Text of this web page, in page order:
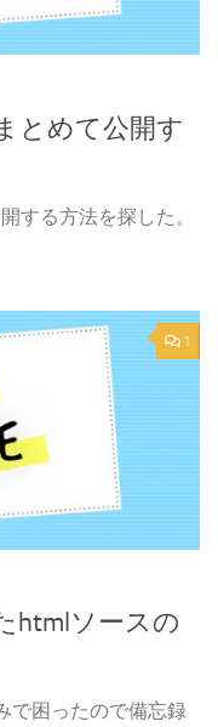
とめて公開す
する方法を探した。
1
htmlソースの
で困ったので備忘録